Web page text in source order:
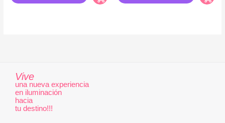
Vive
una nueva experiencia
en iluminación
hacia
tu destino!!!